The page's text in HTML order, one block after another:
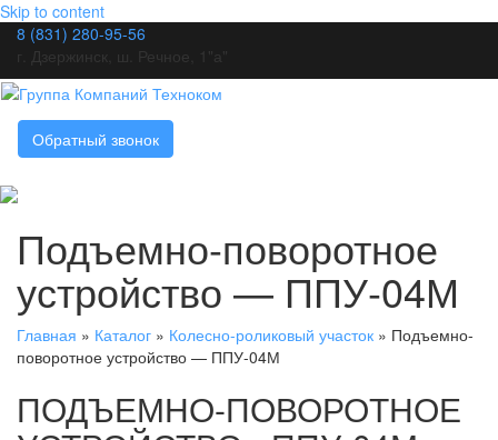
Skip to content
8 (831) 280-95-56
г. Дзержинск, ш. Речное, 1"а"
Обратный звонок
Подъемно-поворотное
устройство — ППУ-04М
Главная » Каталог » Колесно-роликовый участок » Подъемно-
поворотное устройство — ППУ-04М
ПОДЪЕМНО-ПОВОРОТНОЕ